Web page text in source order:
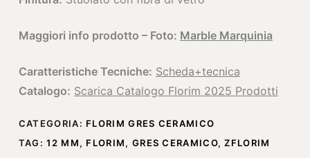
Maggiori info prodotto – Foto: Marble Marquinia
Caratteristiche Tecniche: Scheda+tecnica
Catalogo: Scarica Catalogo Florim 2025 Prodotti
CATEGORIA: FLORIM GRES CERAMICO
TAG:12 MM, FLORIM, GRES CERAMICO,ZFLORIM